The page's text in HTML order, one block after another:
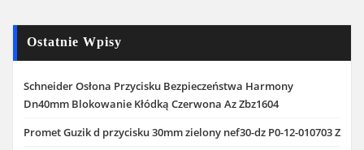
Ostatnie Wpisy
Schneider Osłona Przycisku Bezpieczeństwa Harmony
Dn40mm Blokowanie Kłódką Czerwona Az Zbz1604
Promet Guzik d przycisku 30mm zielony nef30-dz P0-12-010703 Z